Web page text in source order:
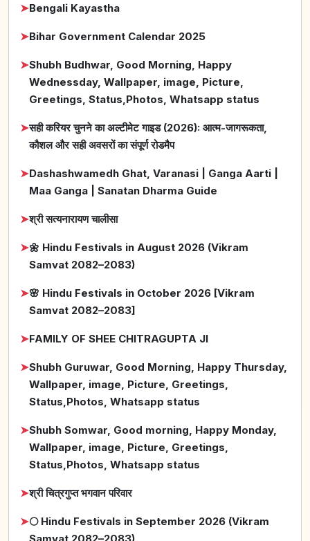
➤Bengali Kayastha
➤Bihar Government Calendar 2025
➤Shubh Budhwar, Good Morning, Happy
Wednessday, Wallpaper, image, Picture,
Greetings, Status,Photos, Whatsapp status
➤सही करियर चुनने का अल्टीमेट गाइड (2026): आत्म-जागरूकता,
कौशल और सही अवसरों का संपूर्ण रोडमैप
➤Dashashwamedh Ghat, Varanasi | Ganga Aarti |
Maa Ganga | Sanatan Dharma Guide
➤श्री सत्यनारायण चालीसा
➤🌼 Hindu Festivals in August 2026 (Vikram
Samvat 2082–2083)
➤🌸 Hindu Festivals in October 2026 [Vikram
Samvat 2082–2083]
➤FAMILY OF SHEE CHITRAGUPTA JI
➤Shubh Guruwar, Good Morning, Happy Thursday,
Wallpaper, image, Picture, Greetings,
Status,Photos, Whatsapp status
➤Shubh Somwar, Good morning, Happy Monday,
Wallpaper, image, Picture, Greetings,
Status,Photos, Whatsapp status
➤श्री चित्रगुप्त भगवान परिवार
➤🌕 Hindu Festivals in September 2026 (Vikram
Samvat 2082–2083)